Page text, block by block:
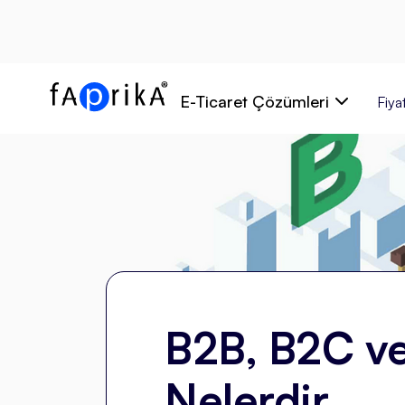
E-Ticaret Çözümleri
B2B, B2C